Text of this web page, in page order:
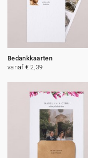
Bedankkaarten
vanaf € 2,39